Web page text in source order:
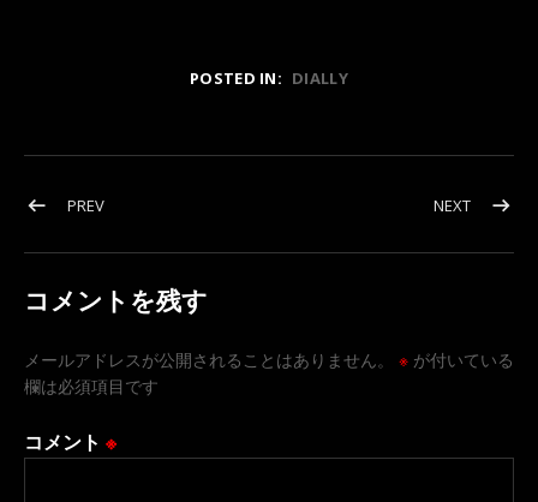
POSTED IN: DIALLY
投稿ナビゲーション
PREVPOST: あなたはあなたであればいい NEXTPOST:
コメントを残す
メールアドレスが公開されることはありません。 ※ が付いている
欄は必須項目です
コメント ※